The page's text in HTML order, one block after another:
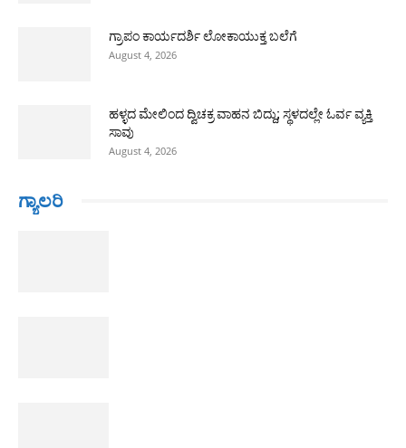
ಗ್ರಾಪಂ ಕಾರ್ಯದರ್ಶಿ ಲೋಕಾಯುಕ್ತ ಬಲೆಗೆ
August 4, 2026
ಹಳ್ಳದ ಮೇಲಿಂದ ದ್ವಿಚಕ್ರ ವಾಹನ ಬಿದ್ದು; ಸ್ಥಳದಲ್ಲೇ ಓರ್ವ ವ್ಯಕ್ತಿ
ಸಾವು
August 4, 2026
ಗ್ಯಾಲರಿ